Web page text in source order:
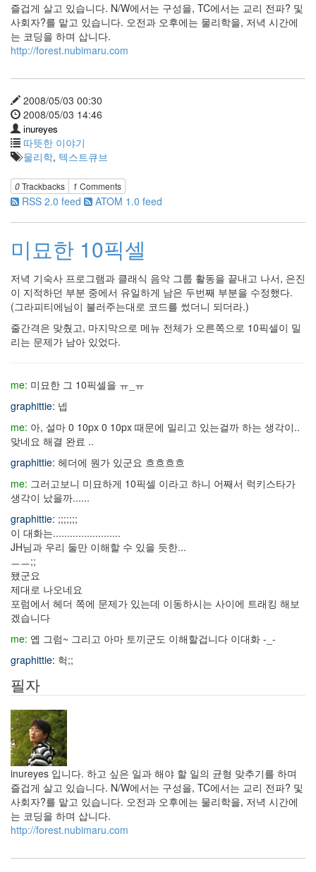
즐겁게 살고 있습니다. N/W에서는 구성을, TC에서는 교리 전파? 및
사회자?를 맡고 있습니다. 오전과 오후에는 물리학을, 저녁 시간에
는 코딩을 하며 삽니다.
http://forest.nubimaru.com
2008/05/03 00:30
2008/05/03 14:46
inureyes
따뜻한 이야기
물리학, 텍스트큐브
0Trackbacks 1 Comments
RSS 2.0 feed ATOM 1.0 feed
미묘한 10픽셀
저녁 기숙사 프로그램과 클래식 음악 그룹 활동을 끝내고 나서, 은진
이 지적하던 부분 중에서 유일하게 남은 두번째 부분을 수정했다.
(그라피티에님이 불러주는대로 코드를 썼더니 되더라.)
줄간격은 맞췄고, 마지막으로 메뉴 전체가 오른쪽으로 10픽셀이 밀
리는 문제가 남아 있었다.
me: 미묘한 그 10픽셀을 ㅠ_ㅠ
graphittie: 넵
me: 아, 설마 0 10px 0 10px 때문에 밀리고 있는걸까 하는 생각이..
맞네요 해결 완료 ..
graphittie: 헤더에 뭔가 있군요 흐흐흐흐
me: 그러고보니 미묘하게 10픽셀 이라고 하니 어째서 럭키스타가
생각이 났을까......
graphittie: ;;;;;;;
이 대화는........................
JH님과 우리 둘만 이해할 수 있을 듯한...
ㅡㅡ;;
됐군요
제대로 나오네요
포럼에서 헤더 쪽에 문제가 있는데 이동하시는 사이에 트래킹 해보
겠습니다
me: 옙 그럼~ 그리고 아마 토끼군도 이해할겁니다 이대화 -_-
graphittie: 헉;;
필자
inureyes 입니다. 하고 싶은 일과 해야 할 일의 균형 맞추기를 하며
즐겁게 살고 있습니다. N/W에서는 구성을, TC에서는 교리 전파? 및
사회자?를 맡고 있습니다. 오전과 오후에는 물리학을, 저녁 시간에
는 코딩을 하며 삽니다.
http://forest.nubimaru.com